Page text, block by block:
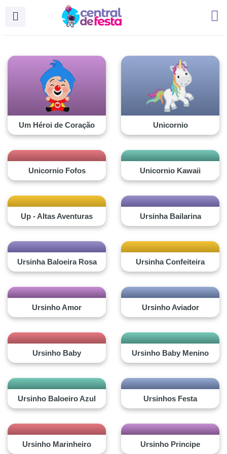
Um Héroi de Coração Unicornio
Unicornio Fofos Unicornio Kawaii
Up - Altas Aventuras Ursinha Bailarina
Ursinha Baloeira Rosa Ursinha Confeiteira
Ursinho Amor Ursinho Aviador
Ursinho Baby Ursinho Baby Menino
Ursinho Baloeiro Azul Ursinhos Festa
Ursinho Marinheiro Ursinho Principe